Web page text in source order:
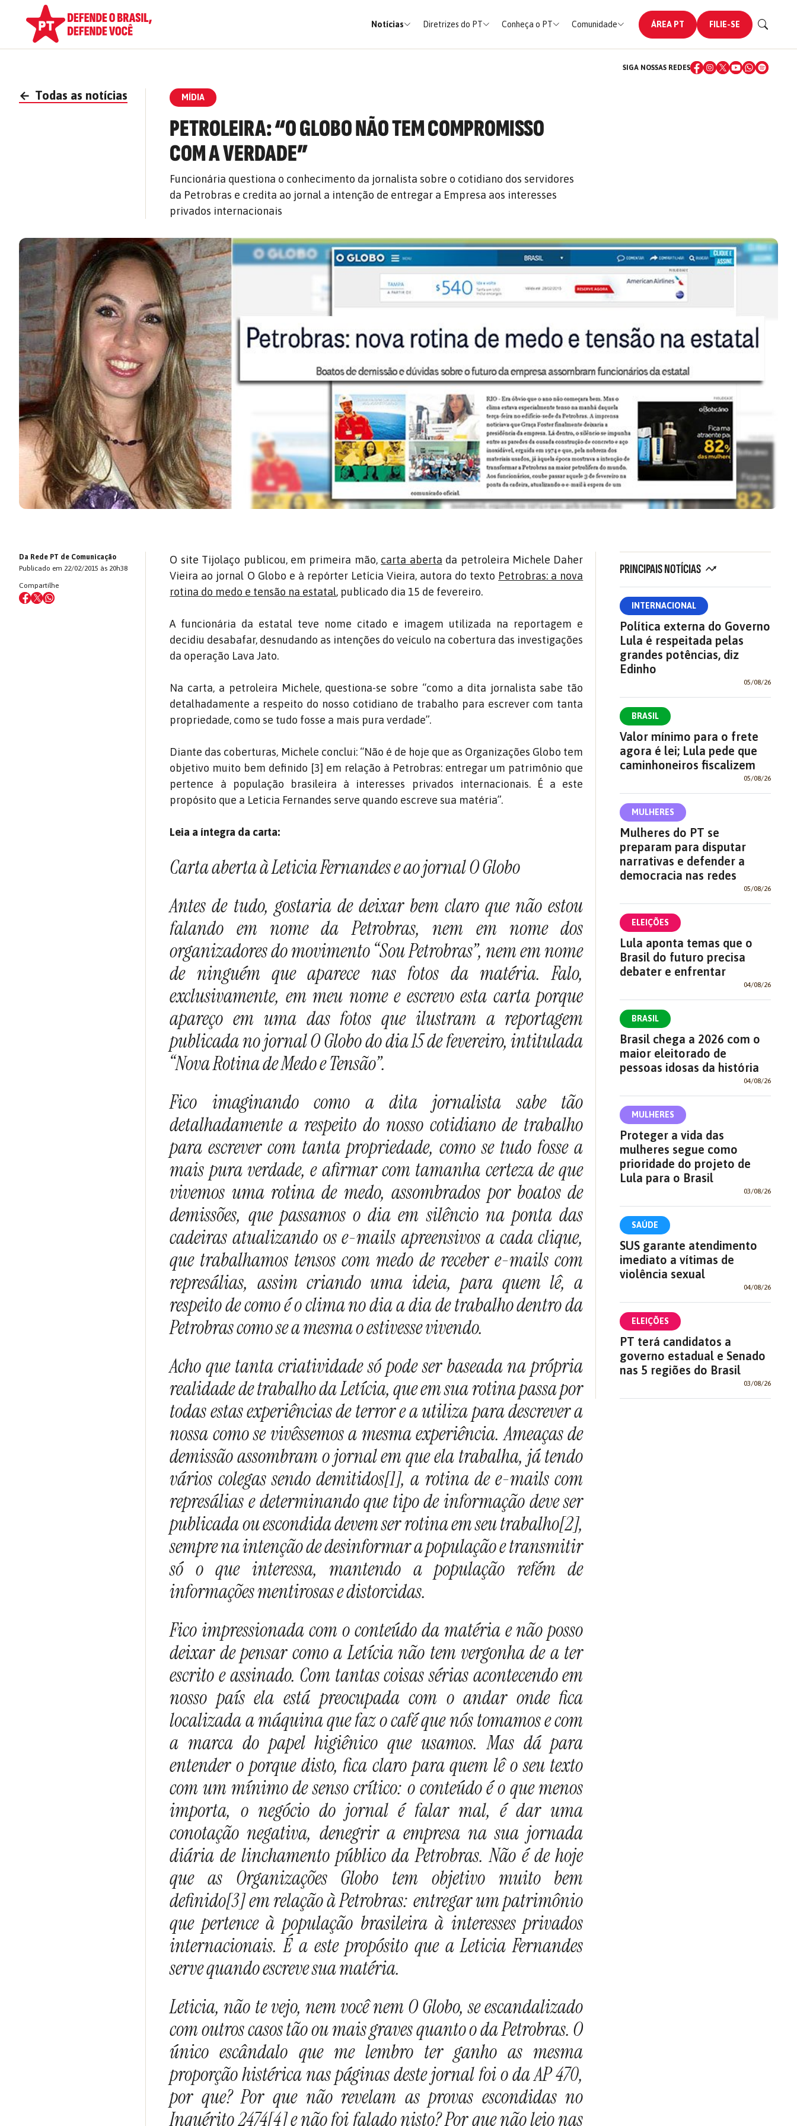
Notícias Diretrizes do PT Conheça o PT Comunidade ÁREA PT FILIE-SE
SIGA NOSSAS REDES
← Todas as notícias MÍDIA
PETROLEIRA: “O GLOBO NÃO TEM COMPROMISSO
COM A VERDADE”
Funcionária questiona o conhecimento da jornalista sobre o cotidiano dos servidores
da Petrobras e credita ao jornal a intenção de entregar a Empresa aos interesses
privados internacionais
Da Rede PT de Comunicação
Publicado em 22/02/2015 às 20h38
Compartilhe
O site Tijolaço publicou, em primeira mão, carta aberta da petroleira Michele Daher
Vieira ao jornal O Globo e à repórter Letícia Vieira, autora do texto Petrobras: a nova
rotina do medo e tensão na estatal, publicado dia 15 de fevereiro.
A funcionária da estatal teve nome citado e imagem utilizada na reportagem e
decidiu desabafar, desnudando as intenções do veículo na cobertura das investigações
da operação Lava Jato.
Na carta, a petroleira Michele, questiona-se sobre “como a dita jornalista sabe tão
detalhadamente a respeito do nosso cotidiano de trabalho para escrever com tanta
propriedade, como se tudo fosse a mais pura verdade”.
Diante das coberturas, Michele conclui: “Não é de hoje que as Organizações Globo tem
objetivo muito bem definido [3] em relação à Petrobras: entregar um patrimônio que
pertence à população brasileira à interesses privados internacionais. É a este
propósito que a Leticia Fernandes serve quando escreve sua matéria”.
Leia a íntegra da carta:
Carta aberta à Leticia Fernandes e ao jornal O Globo
Antes de tudo, gostaria de deixar bem claro que não estou
falando em nome da Petrobras, nem em nome dos
organizadores do movimento “Sou Petrobras”, nem em nome
de ninguém que aparece nas fotos da matéria. Falo,
exclusivamente, em meu nome e escrevo esta carta porque
apareço em uma das fotos que ilustram a reportagem
publicada no jornal O Globo do dia 15 de fevereiro, intitulada
“Nova Rotina de Medo e Tensão”.
Fico imaginando como a dita jornalista sabe tão
detalhadamente a respeito do nosso cotidiano de trabalho
para escrever com tanta propriedade, como se tudo fosse a
mais pura verdade, e afirmar com tamanha certeza de que
vivemos uma rotina de medo, assombrados por boatos de
demissões, que passamos o dia em silêncio na ponta das
cadeiras atualizando os e-mails apreensivos a cada clique,
que trabalhamos tensos com medo de receber e-mails com
represálias, assim criando uma ideia, para quem lê, a
respeito de como é o clima no dia a dia de trabalho dentro da
Petrobras como se a mesma o estivesse vivendo.
Acho que tanta criatividade só pode ser baseada na própria
realidade de trabalho da Letícia, que em sua rotina passa por
todas estas experiências de terror e a utiliza para descrever a
nossa como se vivêssemos a mesma experiência. Ameaças de
demissão assombram o jornal em que ela trabalha, já tendo
vários colegas sendo demitidos[1], a rotina de e-mails com
represálias e determinando que tipo de informação deve ser
publicada ou escondida devem ser rotina em seu trabalho[2],
sempre na intenção de desinformar a população e transmitir
só o que interessa, mantendo a população refém de
informações mentirosas e distorcidas.
Fico impressionada com o conteúdo da matéria e não posso
deixar de pensar como a Letícia não tem vergonha de a ter
escrito e assinado. Com tantas coisas sérias acontecendo em
nosso país ela está preocupada com o andar onde fica
localizada a máquina que faz o café que nós tomamos e com
a marca do papel higiênico que usamos. Mas dá para
entender o porque disto, fica claro para quem lê o seu texto
com um mínimo de senso crítico: o conteúdo é o que menos
importa, o negócio do jornal é falar mal, é dar uma
conotação negativa, denegrir a empresa na sua jornada
diária de linchamento público da Petrobras. Não é de hoje
que as Organizações Globo tem objetivo muito bem
definido[3] em relação à Petrobras: entregar um patrimônio
que pertence à população brasileira à interesses privados
internacionais. É a este propósito que a Leticia Fernandes
serve quando escreve sua matéria.
Leticia, não te vejo, nem você nem O Globo, se escandalizado
com outros casos tão ou mais graves quanto o da Petrobras. O
único escândalo que me lembro ter ganho as mesma
proporção histérica nas páginas deste jornal foi o da AP 470,
por que? Por que não revelam as provas escondidas no
Inquérito 2474[4] e não foi falado nisto? Por que não leio nas
PRINCIPAIS NOTÍCIAS
INTERNACIONAL
Política externa do Governo
Lula é respeitada pelas
grandes potências, diz
Edinho
05/08/26
BRASIL
Valor mínimo para o frete
agora é lei; Lula pede que
caminhoneiros fiscalizem
05/08/26
MULHERES
Mulheres do PT se
preparam para disputar
narrativas e defender a
democracia nas redes
05/08/26
ELEIÇÕES
Lula aponta temas que o
Brasil do futuro precisa
debater e enfrentar
04/08/26
BRASIL
Brasil chega a 2026 com o
maior eleitorado de
pessoas idosas da história
04/08/26
MULHERES
Proteger a vida das
mulheres segue como
prioridade do projeto de
Lula para o Brasil
03/08/26
SAÚDE
SUS garante atendimento
imediato a vítimas de
violência sexual
04/08/26
ELEIÇÕES
PT terá candidatos a
governo estadual e Senado
nas 5 regiões do Brasil
03/08/26